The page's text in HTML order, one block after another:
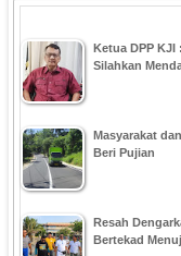
Ketua DPP KJI
Silahkan
Masyarakat
Beri Pujian
Resah
Bertekad